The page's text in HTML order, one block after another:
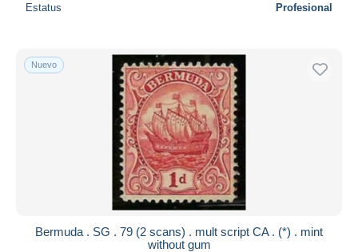
Estatus Profesional
Nuevo
Bermuda . SG . 79 (2 scans) . mult script CA . (*) . mint
without gum